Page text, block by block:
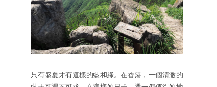
只有盛夏才有這樣的藍和綠。在香港，一個清澈的